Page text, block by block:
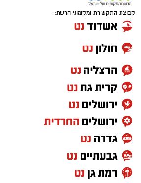
קבוצת התקשורת ומקומוני הרשת: